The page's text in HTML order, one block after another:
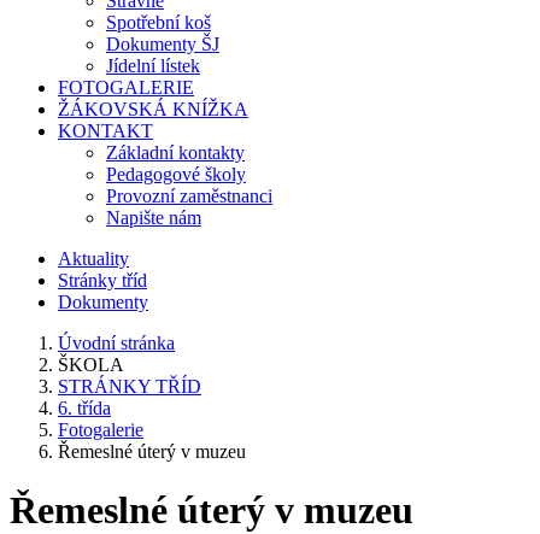
Spotřební koš
Dokumenty ŠJ
Jídelní lístek
FOTOGALERIE
ŽÁKOVSKÁ KNÍŽKA
KONTAKT
Základní kontakty
Pedagogové školy
Provozní zaměstnanci
Napište nám
Aktuality
Stránky tříd
Dokumenty
Úvodní stránka
ŠKOLA
STRÁNKY TŘÍD
6. třída
Fotogalerie
Řemeslné úterý v muzeu
Řemeslné úterý v muzeu